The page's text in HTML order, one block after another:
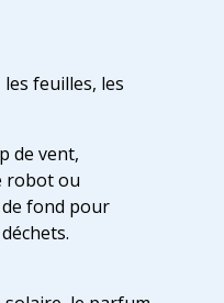
feuilles, les
de vent,
robot ou
de fond pour